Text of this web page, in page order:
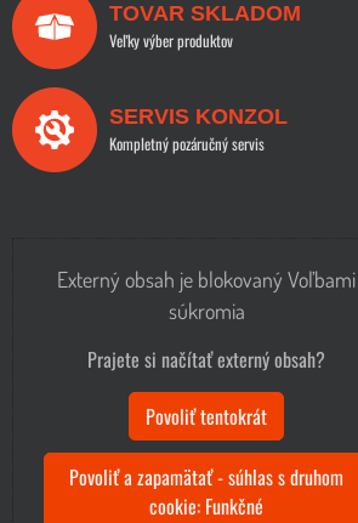
TOVAR SKLADOM
Veľky výber produktov
SERVIS KONZOL
Kompletný pozáručný servis
Externý obsah je blokovaný Voľbami
súkromia
Prajete si načítať externý obsah?
Povoliť tentokrát
Povoliť a zapamätať - súhlas s druhom
cookie: Funkčné